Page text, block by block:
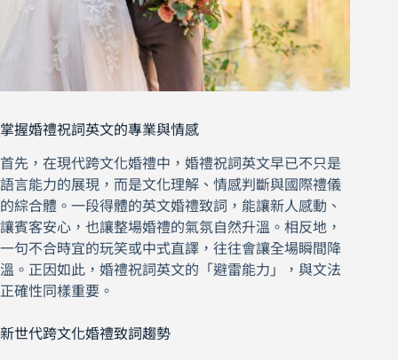
掌握婚禮祝詞英文的專業與情感
首先，在現代跨文化婚禮中，婚禮祝詞英文早已不只是
語言能力的展現，而是文化理解、情感判斷與國際禮儀
的綜合體。一段得體的英文婚禮致詞，能讓新人感動、
讓賓客安心，也讓整場婚禮的氣氛自然升溫。相反地，
一句不合時宜的玩笑或中式直譯，往往會讓全場瞬間降
溫。正因如此，婚禮祝詞英文的「避雷能力」，與文法
正確性同樣重要。
新世代跨文化婚禮致詞趨勢